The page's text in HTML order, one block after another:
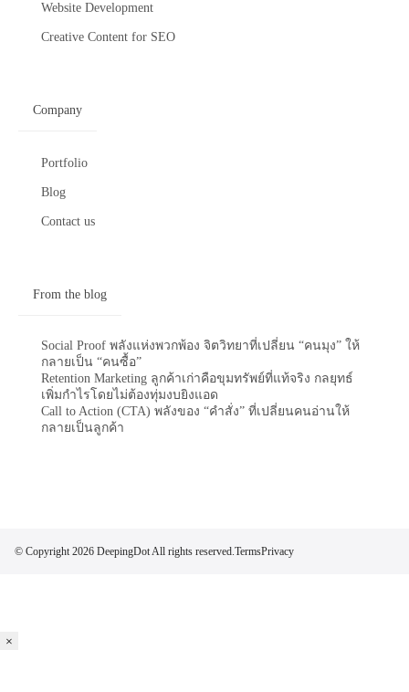
Website Development
Creative Content for SEO
Company
Portfolio
Blog
Contact us
From the blog
Social Proof พลังแห่งพวกพ้อง จิตวิทยาที่เปลี่ยน “คนมุง” ให้
กลายเป็น “คนซื้อ”
Retention Marketing ลูกค้าเก่าคือขุมทรัพย์ที่แท้จริง กลยุทธ์
เพิ่มกำไรโดยไม่ต้องทุ่มงบยิงแอด
Call to Action (CTA) พลังของ “คำสั่ง” ที่เปลี่ยนคนอ่านให้
กลายเป็นลูกค้า
© Copyright 2026 DeepingDot All rights reserved. TermsPrivacy
×